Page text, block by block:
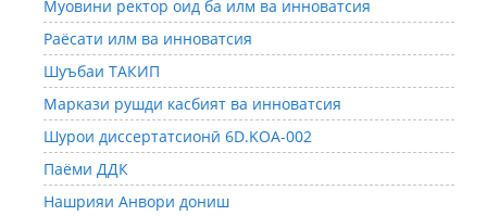
Муовини ректор оид ба илм ва инноватсия
Раёсати илм ва инноватсия
Шуъбаи ТАКИП
Маркази рушди касбият ва инноватсия
Шурои диссертатсионӣ 6D.KOA-002
Паёми ДДК
Нашрияи Анвори дониш